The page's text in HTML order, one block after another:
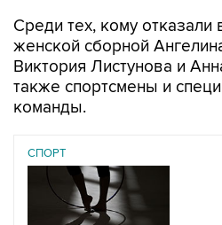
Среди тех, кому
женской сборной
Виктория Листунова и
также спортсмены и
команды.
СПОРТ